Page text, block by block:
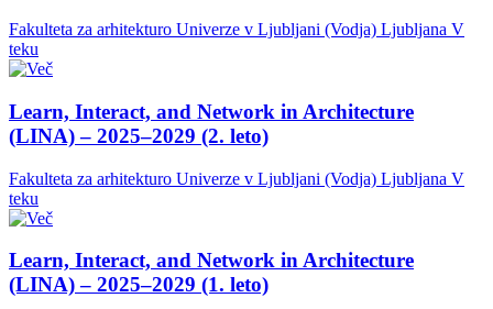
Fakulteta za arhitekturo Univerze v Ljubljani (Vodja) Ljubljana V
teku
Learn, Interact, and Network in Architecture
(LINA) – 2025–2029 (2. leto)
Fakulteta za arhitekturo Univerze v Ljubljani (Vodja) Ljubljana V
teku
Learn, Interact, and Network in Architecture
(LINA) – 2025–2029 (1. leto)